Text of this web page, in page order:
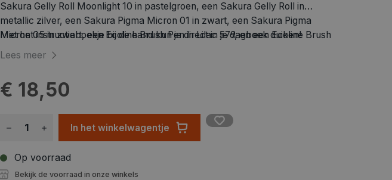
Sakura Gelly Roll Moonlight 10 in pastelgroen, een Sakura Gelly Roll in
metallic zilver, een Sakura Pigma Micron 01 in zwart, een Sakura Pigma
Micron 05 in zwart, een Ecoline Brush Pen in Lilac 579, en een Ecoline Brush
Pen in Goudoker 231.
Met het instructieboekje bij de hand kun je direct in je dagboek duiken!
Lees meer
€ 18,50
In het winkelwagentje
Op voorraad
Bekijk de voorraad in onze winkels